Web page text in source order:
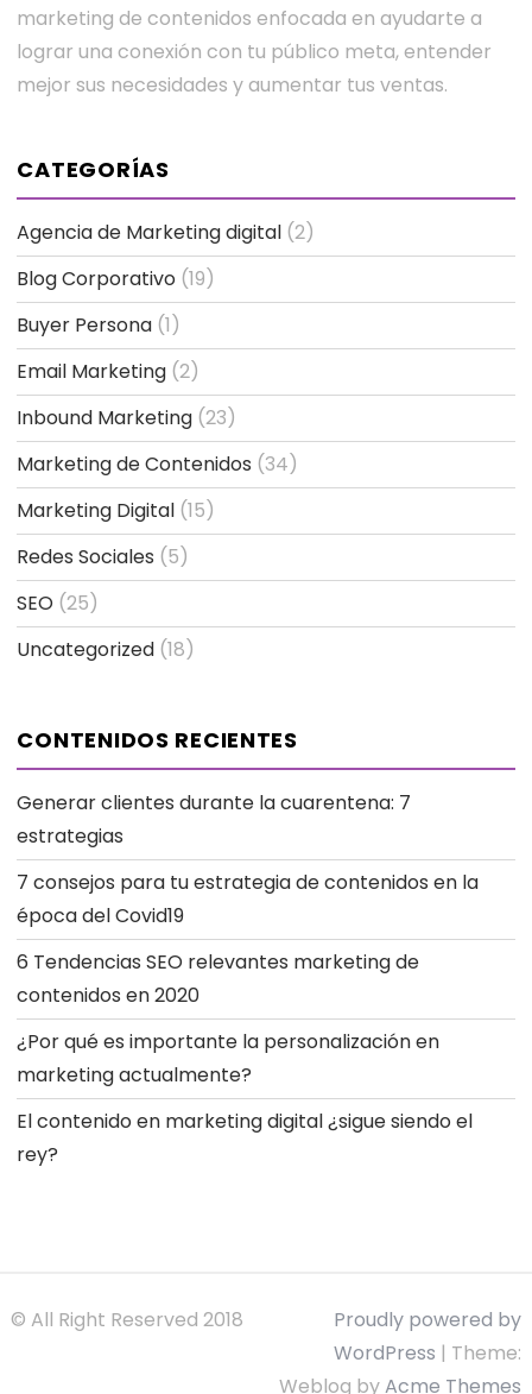
marketing de contenidos enfocada en ayudarte a
lograr una conexión con tu público meta, entender
mejor sus necesidades y aumentar tus ventas.
CATEGORÍAS
Agencia de Marketing digital (2)
Blog Corporativo (19)
Buyer Persona (1)
Email Marketing (2)
Inbound Marketing (23)
Marketing de Contenidos (34)
Marketing Digital (15)
Redes Sociales (5)
SEO (25)
Uncategorized (18)
CONTENIDOS RECIENTES
Generar clientes durante la cuarentena: 7
estrategias
7 consejos para tu estrategia de contenidos en la
época del Covid19
6 Tendencias SEO relevantes marketing de
contenidos en 2020
¿Por qué es importante la personalización en
marketing actualmente?
El contenido en marketing digital ¿sigue siendo el
rey?
© All Right Reserved 2018
Proudly powered by
WordPress | Theme:
Weblog byAcme Themes